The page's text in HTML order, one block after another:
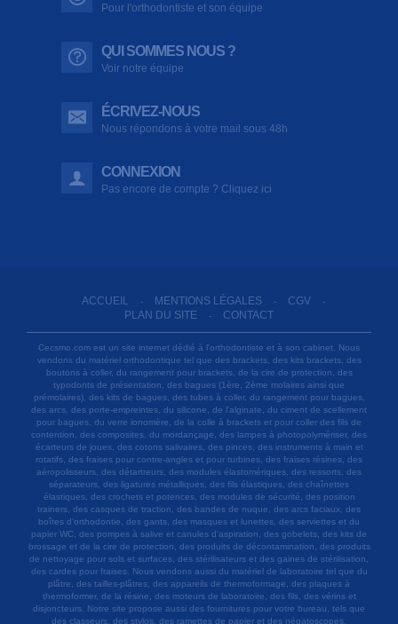
Pour l'orthodontiste et son équipe
QUI SOMMES NOUS ?
Voir notre équipe
ÉCRIVEZ-NOUS
Nous répondons à votre mail sous 48h
CONNEXION
Pas encore de compte ? Cliquez ici
ACCUEIL - MENTIONS LÉGALES - CGV -
PLAN DU SITE - CONTACT
Cecsmo.com est un site internet dédié à l'orthodontiste et à son cabinet. Nous
vendons du matériel orthodontique tel que des brackets, des kits brackets, des
boutons à coller, du rangement pour brackets, de la cire de protection, des
typodonts de présentation, des bagues (1ère, 2ème molaires ainsi que
prémolaires), des kits de bagues, des tubes à coller, du rangement pour bagues,
des arcs, des porte-empreintes, du silicone, de l'alginate, du ciment de scellement
pour bagues, du verre ionomère, de la colle à brackets et pour coller des fils de
contention, des composites, du mordançage, des lampes à photopolymériser, des
écarteurs de joues, des cotons salivaires, des pinces, des instruments à main et
rotatifs, des fraises pour contre-angles et pour turbines, des fraises résines, des
aéropolisseurs, des détartreurs, des modules élastomériques, des ressorts, des
séparateurs, des ligatures métalliques, des fils élastiques, des chaînettes
élastiques, des crochets et potences, des modules de sécurité, des position
trainers, des casques de traction, des bandes de nuque, des arcs faciaux, des
boîtes d'orthodontie, des gants, des masques et lunettes, des serviettes et du
papier WC, des pompes à salive et canules d'aspiration, des gobelets, des kits de
brossage et de la cire de protection, des produits de décontamination, des produits
de nettoyage pour sols et surfaces, des stérilisateurs et des gaines de stérilisation,
des cardes pour fraises. Nous vendons aussi du matériel de laboratoire tel que du
plâtre, des tailles-plâtres, des appareils de thermoformage, des plaques à
thermoformer, de la résine, des moteurs de laboratoire, des fils, des vérins et
disjoncteurs. Notre site propose aussi des fournitures pour votre bureau, tels que
des classeurs, des stylos, des ramettes de papier et des négatoscopes.